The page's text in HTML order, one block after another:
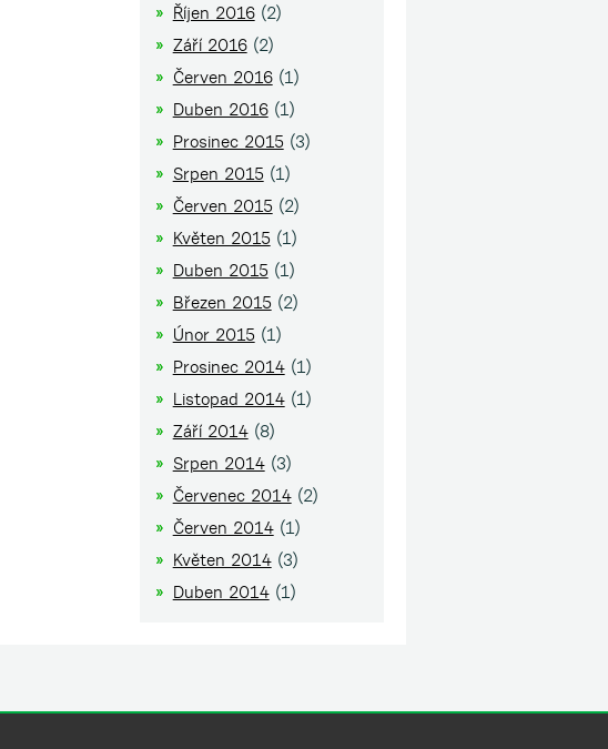
Říjen 2016(2)
Září 2016(2)
Červen 2016(1)
Duben 2016(1)
Prosinec 2015(3)
Srpen 2015(1)
Červen 2015(2)
Květen 2015(1)
Duben 2015(1)
Březen 2015(2)
Únor 2015(1)
Prosinec 2014(1)
Listopad 2014(1)
Září 2014(8)
Srpen 2014(3)
Červenec 2014(2)
Červen 2014(1)
Květen 2014(3)
Duben 2014(1)